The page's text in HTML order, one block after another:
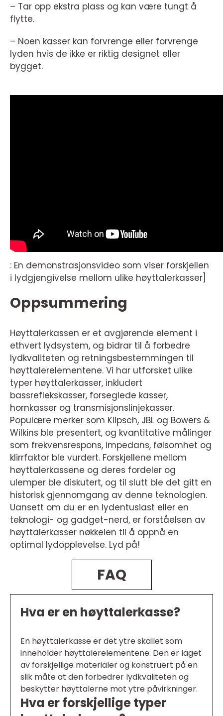
– Tar opp ekstra plass og kan være tungt å
flytte.
– Noen kasser kan forvrenge eller forvrenge
lyden hvis de ikke er riktig designet eller
bygget.
: En demonstrasjonsvideo som viser forskjellen
i lydgjengivelse mellom ulike høyttalerkasser]
Oppsummering
Høyttalerkassen er et avgjørende element i
ethvert lydsystem, og bidrar til å forbedre
lydkvaliteten og retningsbestemmingen til
høyttalerelementene. Vi har utforsket ulike
typer høyttalerkasser, inkludert
bassreflekskasser, forseglede kasser,
hornkasser og transmisjonslinjekasser.
Populære merker som Klipsch, JBL og Bowers &
Wilkins ble presentert, og kvantitative målinger
som frekvensrespons, impedans, følsomhet og
klirrfaktor ble vurdert. Forskjellene mellom
høyttalerkassene og deres fordeler og
ulemper ble diskutert, og til slutt ble det gitt en
historisk gjennomgang av denne teknologien.
Uansett om du er en lydentusiast eller en
teknologi- og gadget-nerd, er forståelsen av
høyttalerkasser nøkkelen til å oppnå en
optimal lydopplevelse. Lyd på!
FAQ
Hva er en høyttalerkasse?
En høyttalerkasse er det ytre skallet som
inneholder høyttalerelementene. Den er laget
av forskjellige materialer og konstruert på en
slik måte at den forbedrer lydkvaliteten og
beskytter høyttalerne mot ytre påvirkninger.
Hva er forskjellige typer